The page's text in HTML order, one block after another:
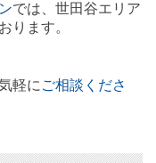
では、世田谷エリア
ります。
軽に ご相談 くださ